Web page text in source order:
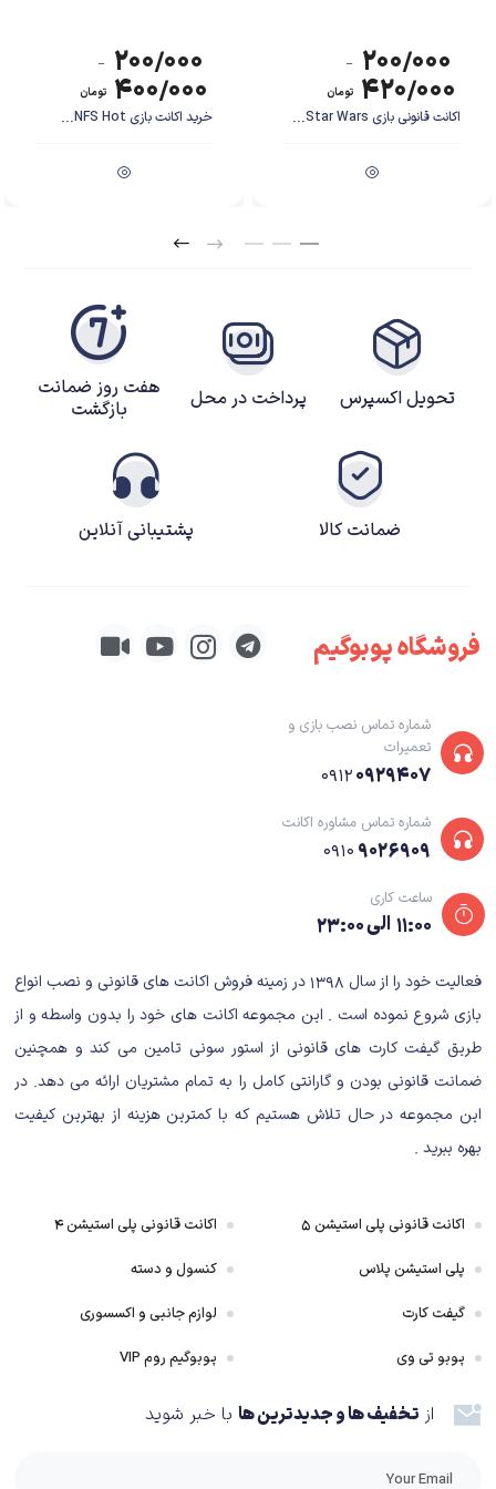
Sleeping dogs (Definitive Edition)
داستان بازی Sleeping Dogs: Definitive
Edition
همان طور که در زمان عرضه بازی اصلی در نسل هفتم نیز بسیاری به آن پرداختند،
داستان بسیار جذاب و جالبی است و روند روایت خوبی نیز دارد که باعث می شود
مناسبی دارد و نه بیش از حد کش پیدا می کند و نه همه چیز را سرسری و بدون
کلنجار رفتن رفتن و درگیری های درونی فردی است که یک پایش در پلیس است و
یک پایش در وسط Triad و مافیای هنگ کنگ. او مدام در فعالیت های مافیا فرو
است صرفا آدم بدها باشند، آدم های خوبی هستند و پلیس ها خیلی بدتر و کثیف
۲۰۰/۰۰۰ –
۴۲۰/۰۰۰ تومان
اکانت قانونی بازی Star Wars...
۲۰۰/۰۰۰ –
۴۰۰/۰۰۰ تومان
خرید اکانت بازی NFS Hot...
تحویل اکسپرس پرداخت در محل
هفت روز ضمانت
بازگشت
ضمانت کالا پشتیبانی آنلاین
فروشگاه پوبوگیم
شماره تماس نصب بازی و
تعمیرات
۰۹۱۲۰۹۲۹۴۰۷
شماره تماس مشاوره اکانت
۰۹۱۰ ۹۰۲۶۹۰۹
ساعت کاری
۱۱:۰۰ الی ۲۳:۰۰
فعالیت خود را از سال ۱۳۹۸ در زمینه فروش اکانت های قانونی و نصب انواع
بازی شروع نموده است . این مجموعه اکانت های خود را بدون واسطه و از
طریق گیفت کارت های قانونی از استور سونی تامین می کند و همچنین
ضمانت قانونی بودن و گارانتی کامل را به تمام مشتریان ارائه می دهد. در
این مجموعه در حال تلاش هستیم که با کمترین هزینه از بهترین کیفیت
بهره ببرید .
اکانت قانونی پلی استیشن ۵
پلی استیشن پلاس
گیفت کارت
پوبو تی وی
اکانت قانونی پلی استیشن ۴
کنسول و دسته
لوازم جانبی و اکسسوری
پوبوگیم روم VIP
از تخفیف ها و جدیدترین ها با خبر شوید